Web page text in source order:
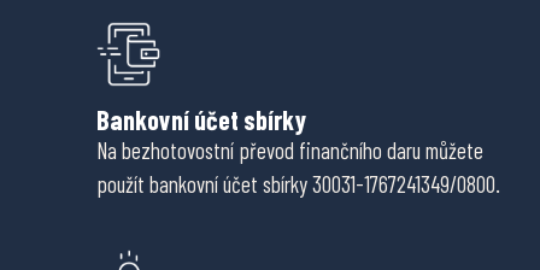
Bankovní účet sbírky
Na bezhotovostní převod finančního daru můžete
použít bankovní účet sbírky 30031-1767241349/0800.